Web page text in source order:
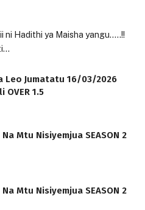
ni Hadithi ya Maisha yangu…..!!
Leo Jumatatu 16/03/2026
OVER 1.5
Mtu Nisiyemjua SEASON 2
Mtu Nisiyemjua SEASON 2